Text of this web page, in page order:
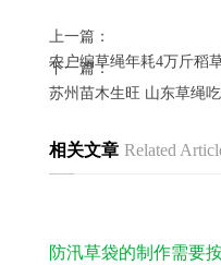
上一篇：
农户编草绳年耗4万斤稻
下一篇：
苏州苗木生旺 山东草绳
相关文章 Related
防汛草袋的制作需要